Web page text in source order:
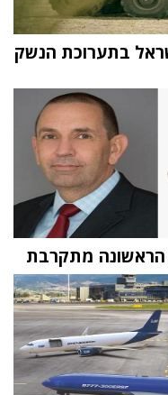
בתערוכת הנשק